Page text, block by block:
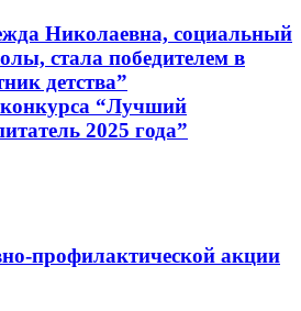
Николаевна, социальный
стала победителем в
детства”
“Лучший
2025 года”
профилактической акции